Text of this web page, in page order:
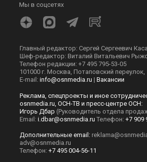
Мы в соцсетях
Главный редактор: Сергей Сергеевич
Шеф-редактор: Виталий Витальевич
Телефон редакции: +7 495 795-53-05
101000 г. Москва, Потаповский переулок,
E-mail: info@osnmedia.ru | Вакансии
Реклама, спецпроекты и иное
osnmedia.ru, ОСН-ТВ и пресс-центре ОСН:
Игорь Дбар (Руководитель отдела
Email: i.dbar@osnmedia.ru Телефон: +7 909
Дополнительные email:
adv@osnmedia.ru
Телефон: +7 495 004-56-11